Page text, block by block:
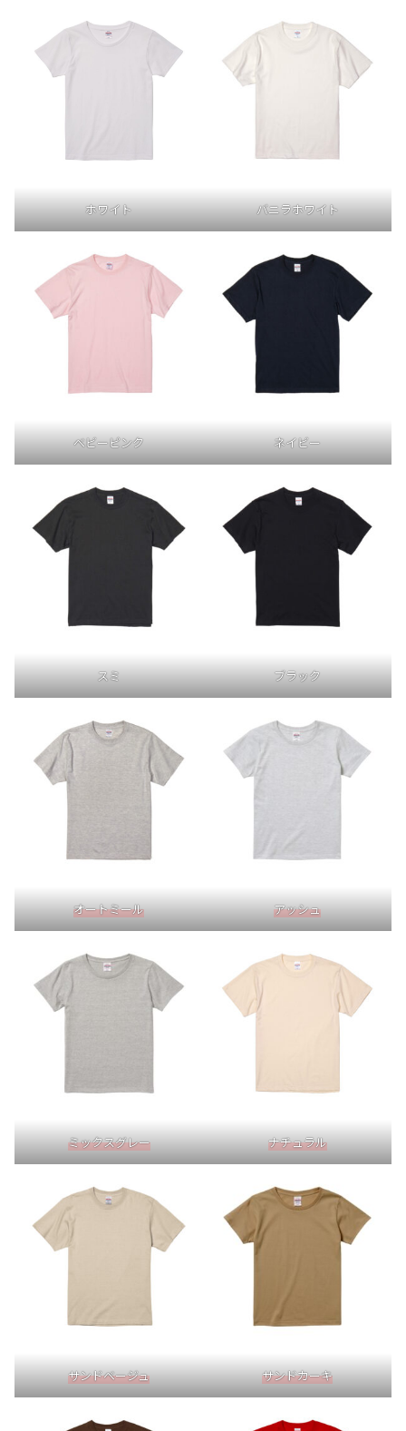
ホワイト バニラホワイト
ベビーピンク ネイビー
スミ ブラック
オートミール アッシュ
ミックスグレー ナチュラル
サンドベージュ サンドカーキ